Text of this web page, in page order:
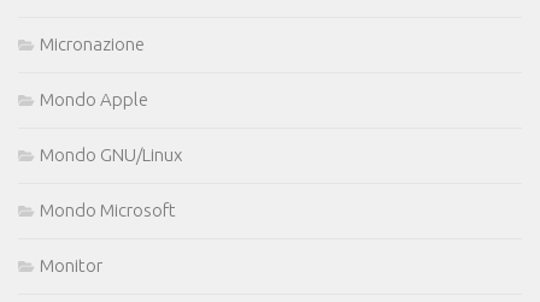
Micronazione
Mondo Apple
Mondo GNU/Linux
Mondo Microsoft
Monitor